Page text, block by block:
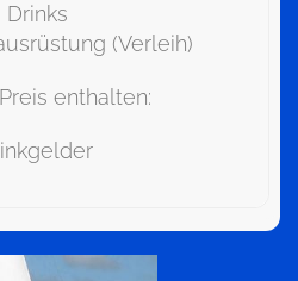
Drinks
(Verleih)
enthalten: